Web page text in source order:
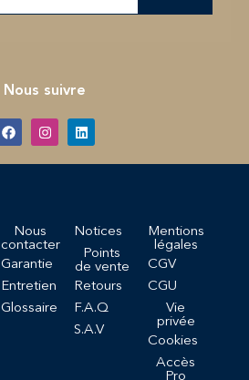
Nous suivre
Nous
contacter
Garantie
Entretien
Glossaire
Notices
Points
de vente
Retours
F.A.Q
S.A.V
Mentions
légales
CGV
CGU
Vie
privée
Cookies
Accès
Pro